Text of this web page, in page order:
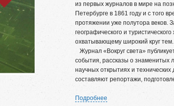
из первых журналов в мире на
Петербурге в 1861 году и с того
протяжении уже полутора веков.
географического и
охватывающему широкий круг тем.
Журнал «Вокруг света»
события, рассказы о знаменитых
научных открытиях и
составляют репортажи,
Подробнее